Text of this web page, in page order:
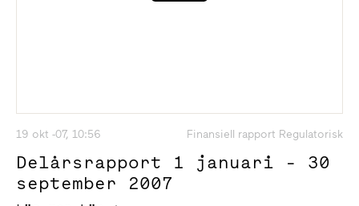
19 okt -07, 10:56 Finansiell rapport Regulatorisk
Delårsrapport 1 januari - 30
september 2007